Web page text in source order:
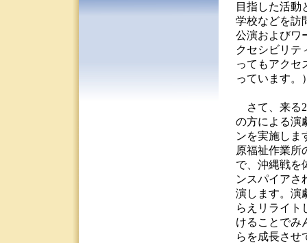
目指した活動
学校などを訪
公演およびワ
クセシビリテ
ってもアクセ
っています。
さて、来る
の方による演
ンを実施しま
原福祉作業所
で、沖縄戦を
ンスパイアさ
演します。演
らえリライト
けることでみ
らを成長させ